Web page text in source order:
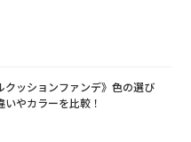
クッションファンデ》色の選び
やカラーを比較！